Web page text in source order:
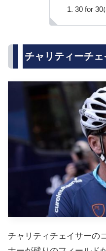
30 for 30
チャリティーチ
チャリティチェイサーの